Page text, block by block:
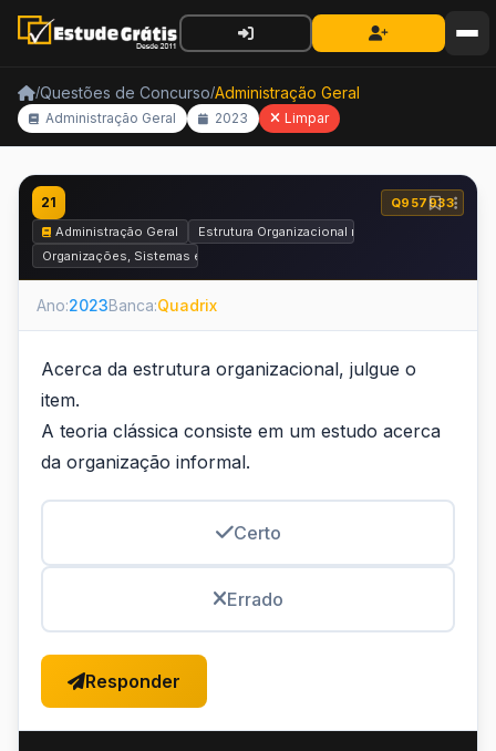
/Questões de Concurso/Administração Geral
Administração Geral 2023 Limpar
21
Q957933
Administração Geral
Estrutura Organizacional na Administração Geral
Organizações, Sistemas e Métodos
Ano:2023Banca:Quadrix
Acerca da estrutura organizacional, julgue o
item.
A teoria clássica consiste em um estudo acerca
da organização informal.
Certo
Errado
Responder